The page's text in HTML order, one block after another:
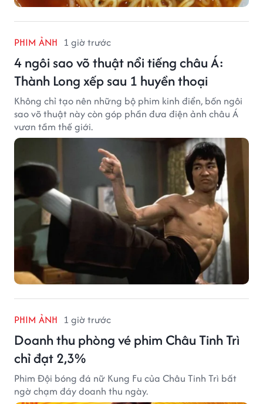
PHIM ẢNH 1 giờ trước
4 ngôi sao võ thuật nổi tiếng châu Á:
Thành Long xếp sau 1 huyền thoại
Không chỉ tạo nên những bộ phim kinh điển, bốn ngôi
sao võ thuật này còn góp phần đưa điện ảnh châu Á
vươn tầm thế giới.
PHIM ẢNH 1 giờ trước
Doanh thu phòng vé phim Châu Tinh Trì
chỉ đạt 2,3%
Phim Đội bóng đá nữ Kung Fu của Châu Tinh Trì bất
ngờ chạm đáy doanh thu ngày.